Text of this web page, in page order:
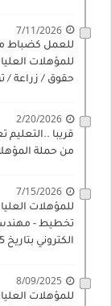
7/11/2026
للعمل كضباط
للمؤهلات
حقوق / زراعة /
2/20/2026
قريبا
من حملة
7/15/2026
للمؤهلات
تخطيط - مهندس
الكتروني بتاريخ 15-7-2026
8/09/2025
للمؤهلات